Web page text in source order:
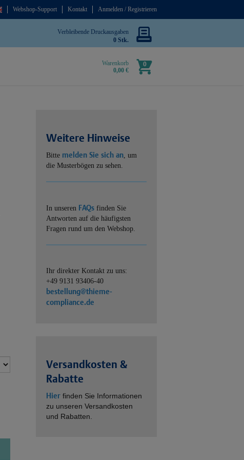
Webshop-Support Kontakt Anmelden / Registrieren
Verbleibende Druckausgaben
0 Stk.
Warenkorb
0,00 €
0
Weitere Hinweise
Bitte melden Sie sich an, um
die Musterbögen zu sehen.
In unseren FAQs finden Sie
Antworten auf die häufigsten
Fragen rund um den Webshop.
Ihr direkter Kontakt zu uns:
+49 9131 93406-40
bestellung@thieme-
compliance.de
Versandkosten &
Rabatte
Hier finden Sie Informationen
zu unseren Versandkosten
und Rabatten.